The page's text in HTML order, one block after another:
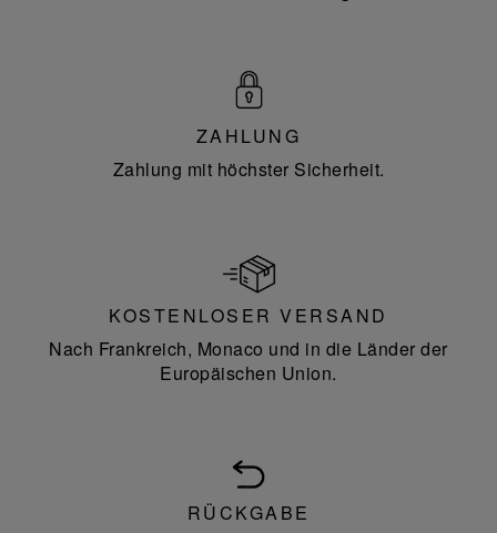
ZAHLUNG
Zahlung mit höchster Sicherheit.
KOSTENLOSER VERSAND
Nach Frankreich, Monaco und in die Länder der
Europäischen Union.
RÜCKGABE